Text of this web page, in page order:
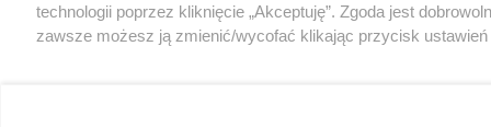
technologii poprzez kliknięcie „Akceptuję”. Zgoda jest
zawsze możesz ją zmienić/wycofać klikając przycisk ustawień